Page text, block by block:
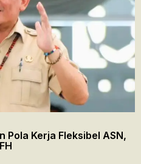
Pola Kerja Fleksibel ASN,